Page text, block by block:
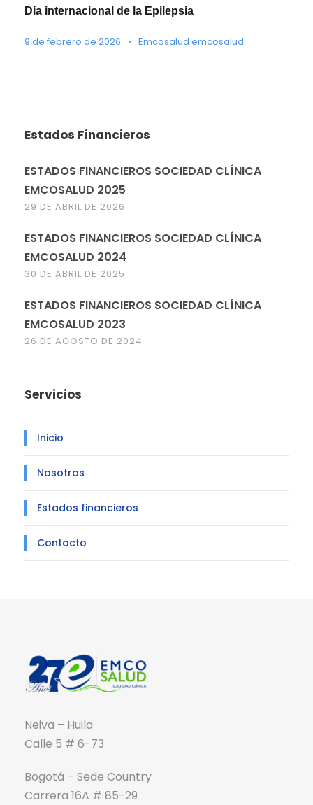
Día internacional de la Epilepsia
9 de febrero de 2026 • Emcosalud emcosalud
Estados Financieros
ESTADOS FINANCIEROS SOCIEDAD CLÍNICA
EMCOSALUD 2025
29 DE ABRIL DE 2026
ESTADOS FINANCIEROS SOCIEDAD CLÍNICA
EMCOSALUD 2024
30 DE ABRIL DE 2025
ESTADOS FINANCIEROS SOCIEDAD CLÍNICA
EMCOSALUD 2023
26 DE AGOSTO DE 2024
Servicios
Inicio
Nosotros
Estados financieros
Contacto
Neiva – Huila
Calle 5 # 6-73
Bogotá – Sede Country
Carrera 16A # 85-29